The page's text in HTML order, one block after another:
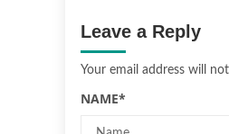
Leave a Reply
Your email address will
NAME*